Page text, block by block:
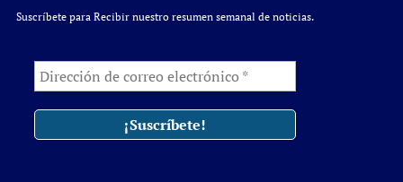
Suscríbete para Recibir nuestro resumen semanal de noticias.